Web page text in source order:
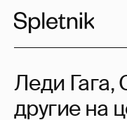
Леди Гага,
другие на